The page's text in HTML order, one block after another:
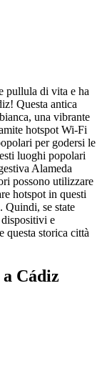
pullula di vita e ha
Questa antica
una vibrante
hotspot Wi-Fi
per godersi le
luoghi popolari
Alameda
possono utilizzare
hotspot in questi
Quindi, se state
e
questa storica città
Cádiz